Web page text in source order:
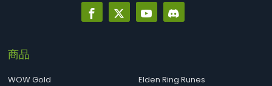
商品
WOW Gold
Elden Ring Runes